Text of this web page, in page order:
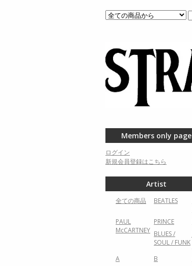
Members only page
ログイン
新規会員登録はこちら
Artist
全ての商品 BEATLES
PAUL
McCARTNEY
PRINCE
BLUES /
SOUL / FUNK
A
B